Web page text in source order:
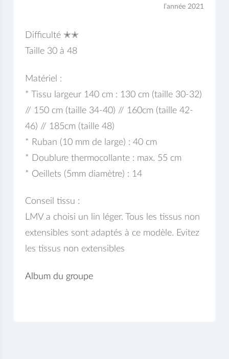
l’année 2021
Difficulté ✭✭
Taille 30 à 48
Matériel :
* Tissu largeur 140 cm : 130 cm (taille 30-32)
// 150 cm (taille 34-40) // 160cm (taille 42-
46) // 185cm (taille 48)
* Ruban (10 mm de large) : 40 cm
* Doublure thermocollante : max. 55 cm
* Oeillets (5mm diamètre) : 14
Conseil tissu :
LMV a choisi un lin léger. Tous les tissus non
extensibles sont adaptés à ce modèle. Evitez
les tissus non extensibles
Album du groupe